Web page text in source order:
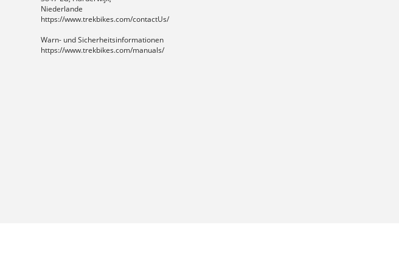
Niederlande
https://www.trekbikes.com/contactUs/
Warn- und Sicherheitsinformationen
https://www.trekbikes.com/manuals/